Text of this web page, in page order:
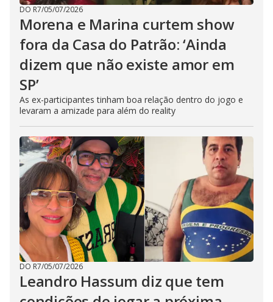
DO R7/05/07/2026
Morena e Marina curtem show
fora da Casa do Patrão: ‘Ainda
dizem que não existe amor em
SP’
As ex-participantes tinham boa relação dentro do jogo e
levaram a amizade para além do reality
DO R7/05/07/2026
Leandro Hassum diz que tem